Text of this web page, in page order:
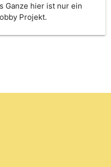
Ganze hier ist nur ein
Projekt.